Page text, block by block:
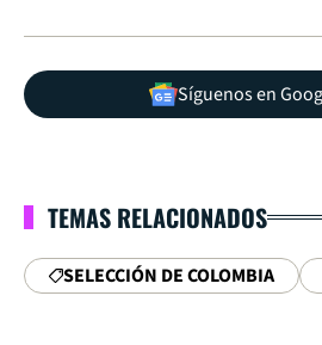
Síguenos en
TEMAS RELACIONADOS
SELECCIÓN DE COLOMBIA